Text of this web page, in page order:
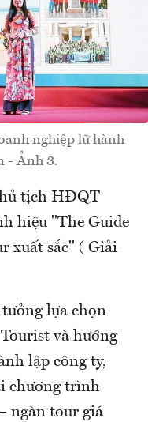
nghiệp lữ hành
- Ảnh 3.
tịch HĐQT
hiệu "The Guide
xuất sắc" ( Giải
lựa chọn
và hướng
lập công ty,
chương trình
ngàn tour giá